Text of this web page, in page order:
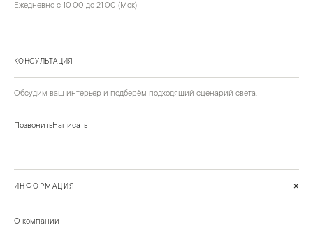
Ежедневно с 10:00 до 21:00 (Мск)
КОНСУЛЬТАЦИЯ
Обсудим ваш интерьер и подберём подходящий сценарий света.
ПозвонитьНаписать
ИНФОРМАЦИЯ +
О компании